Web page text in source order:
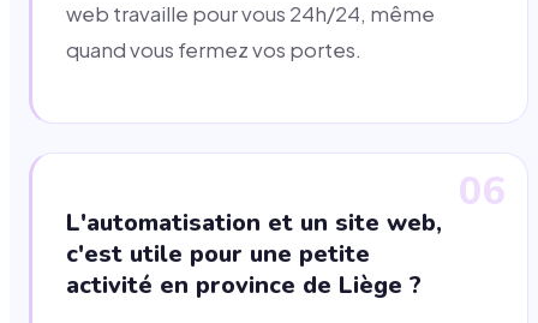
web travaille pour vous 24h/24, même
quand vous fermez vos portes.
06
L'automatisation et un site web,
c'est utile pour une petite
activité en province de Liège ?